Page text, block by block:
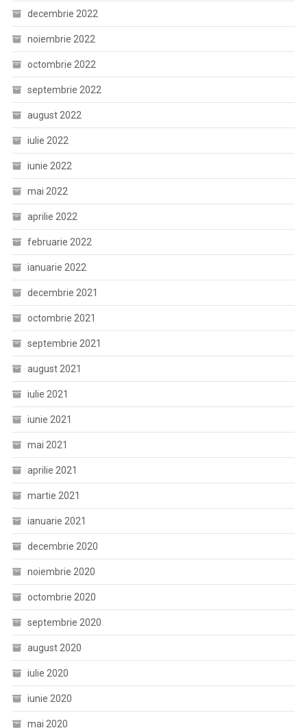
decembrie 2022
noiembrie 2022
octombrie 2022
septembrie 2022
august 2022
iulie 2022
iunie 2022
mai 2022
aprilie 2022
februarie 2022
ianuarie 2022
decembrie 2021
octombrie 2021
septembrie 2021
august 2021
iulie 2021
iunie 2021
mai 2021
aprilie 2021
martie 2021
ianuarie 2021
decembrie 2020
noiembrie 2020
octombrie 2020
septembrie 2020
august 2020
iulie 2020
iunie 2020
mai 2020